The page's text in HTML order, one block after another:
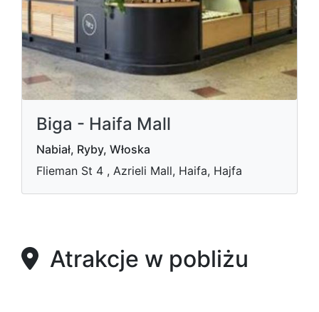
Biga - Haifa Mall
Nabiał, Ryby, Włoska
Flieman St 4 , Azrieli Mall, Haifa, Hajfa
Atrakcje w pobliżu